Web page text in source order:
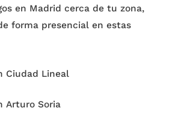
en Madrid cerca de tu zona,
forma presencial en estas
Ciudad Lineal
Arturo Soria